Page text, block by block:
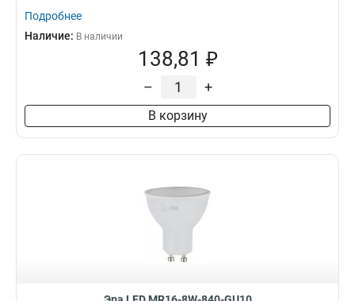
Подробнее
Наличие: В наличии
138,81 ₽
– +
В корзину